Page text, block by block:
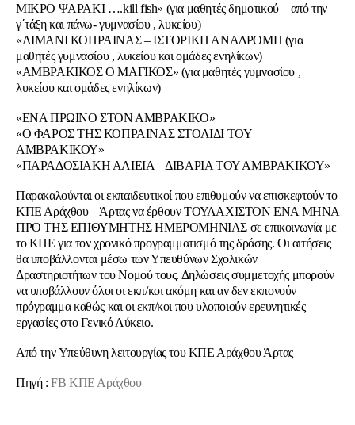
ΜΙΚΡΟ ΨΑΡΑΚΙ ….kill fish» (για μαθητές δημοτικού – από την
γ΄τάξη και πάνω- γυμνασίου , λυκείου)
«ΛΙΜΑΝΙ ΚΟΠΡΑΙΝΑΣ – ΙΣΤΟΡΙΚΗ ΑΝΑΔΡΟΜΗ (για
μαθητές γυμνασίου , λυκείου και ομάδες ενηλίκων)
«ΑΜΒΡΑΚΙΚΟΣ Ο ΜΑΓΙΚΟΣ» (για μαθητές γυμνασίου ,
λυκείου και ομάδες ενηλίκων)
«ΕΝΑ ΠΡΩΙΝΟ ΣΤΟΝ ΑΜΒΡΑΚΙΚΟ»
«Ο ΦΑΡΟΣ ΤΗΣ ΚΟΠΡΑΙΝΑΣ ΣΤΟΛΙΔΙ ΤΟΥ
ΑΜΒΡΑΚΙΚΟΥ»
«ΠΑΡΑΔΟΣΙΑΚΗ ΑΛΙΕΙΑ – ΔΙΒΑΡΙΑ ΤΟΥ ΑΜΒΡΑΚΙΚΟΥ»
Παρακαλούνται οι εκπαιδευτικοί που επιθυμούν να επισκεφτούν το
ΚΠΕ Αράχθου – Άρτας να έρθουν ΤΟΥΛΑΧΙΣΤΟΝ ΕΝΑ ΜΗΝΑ
ΠΡΟ ΤΗΣ ΕΠΙΘΥΜΗΤΗΣ ΗΜΕΡΟΜΗΝΙΑΣ σε επικοινωνία με
το ΚΠΕ για τον χρονικό προγραμματισμό της δράσης. Οι αιτήσεις
θα υποβάλλονται μέσω των Υπευθύνων Σχολικών
Δραστηριοτήτων του Νομού τους. Δηλώσεις συμμετοχής μπορούν
να υποβάλλουν όλοι οι εκπ/κοι ακόμη και αν δεν εκπονούν
πρόγραμμα καθώς και οι εκπ/κοι που υλοποιούν ερευνητικές
εργασίες στο Γενικό Λύκειο.
Aπό την Υπεύθυνη λειτουργίας του ΚΠΕ Αράχθου Άρτας
Πηγή :FB ΚΠΕ Αράχθου